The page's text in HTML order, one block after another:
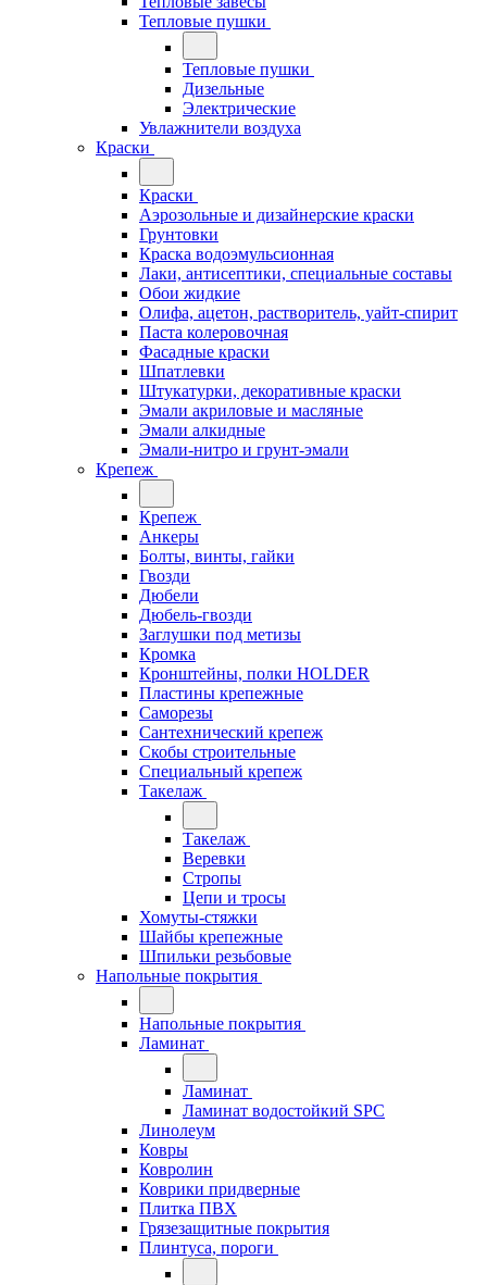
Тепловые пушки
Тепловые пушки
Дизельные
Электрические
Увлажнители воздуха
Краски
Краски
Аэрозольные и дизайнерские краски
Грунтовки
Краска водоэмульсионная
Лаки, антисептики, специальные составы
Обои жидкие
Олифа, ацетон, растворитель, уайт-спирит
Паста колеровочная
Фасадные краски
Шпатлевки
Штукатурки, декоративные краски
Эмали акриловые и масляные
Эмали алкидные
Эмали-нитро и грунт-эмали
Крепеж
Крепеж
Анкеры
Болты, винты, гайки
Гвозди
Дюбели
Дюбель-гвозди
Заглушки под метизы
Кромка
Кронштейны, полки НОLDER
Пластины крепежные
Саморезы
Сантехнический крепеж
Скобы строительные
Специальный крепеж
Такелаж
Такелаж
Веревки
Стропы
Цепи и тросы
Хомуты-стяжки
Шайбы крепежные
Шпильки резьбовые
Напольные покрытия
Напольные покрытия
Ламинат
Ламинат
Ламинат водостойкий SPC
Линолеум
Ковры
Ковролин
Коврики придверные
Плитка ПВХ
Грязезащитные покрытия
Плинтуса, пороги